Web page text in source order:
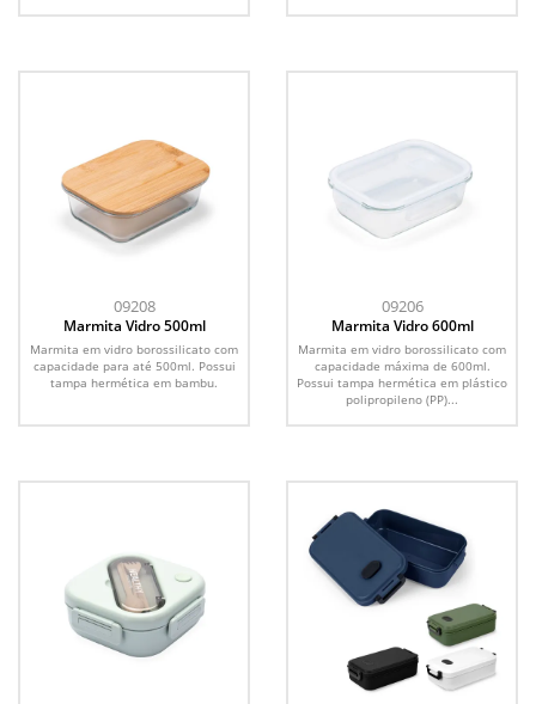
09208
Marmita Vidro 500ml
Marmita em vidro borossilicato com
capacidade para até 500ml. Possui
tampa hermética em bambu.
09206
Marmita Vidro 600ml
Marmita em vidro borossilicato com
capacidade máxima de 600ml.
Possui tampa hermética em plástico
polipropileno (PP)...